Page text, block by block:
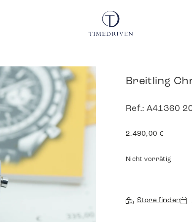
Breitling
Ref.: A41360
2.490,00 €
Nicht vorrätig
Store finden